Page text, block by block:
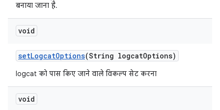
बनाया जाना है.
void
setLogcatOptions(String logcatOptions)
logcat को पास किए जाने वाले विकल्प सेट करना
void